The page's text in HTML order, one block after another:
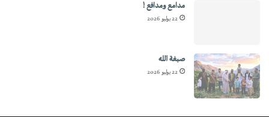
مدامع ومدافع !
22 يوليو 2026
صبغة الله
22 يوليو 2026